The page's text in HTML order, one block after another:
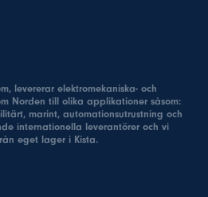
levererar elektromekaniska- och
Norden till olika applikationer såsom:
marint, automationsutrustning och
internationella leverantörer och vi
eget lager i Kista.